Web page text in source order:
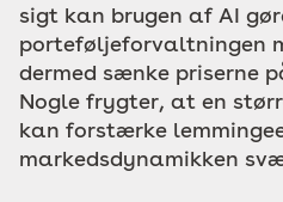
sigt kan brugen af AI
porteføljeforvaltningen
dermed sænke priserne
Nogle frygter, at en
kan forstærke
markedsdynamikken